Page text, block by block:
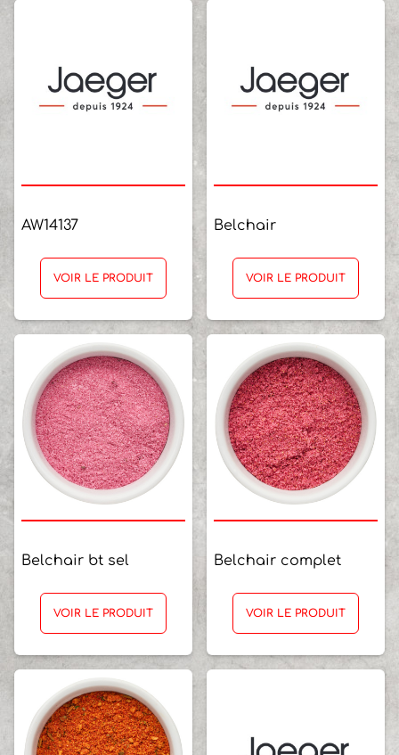
AW14137
VOIR LE PRODUIT
Belchair
VOIR LE PRODUIT
Belchair bt sel
VOIR LE PRODUIT
Belchair complet
VOIR LE PRODUIT